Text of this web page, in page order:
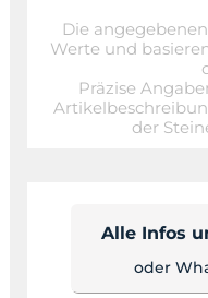
Die
Werte und
Präzise
der
Alle Infos
oder